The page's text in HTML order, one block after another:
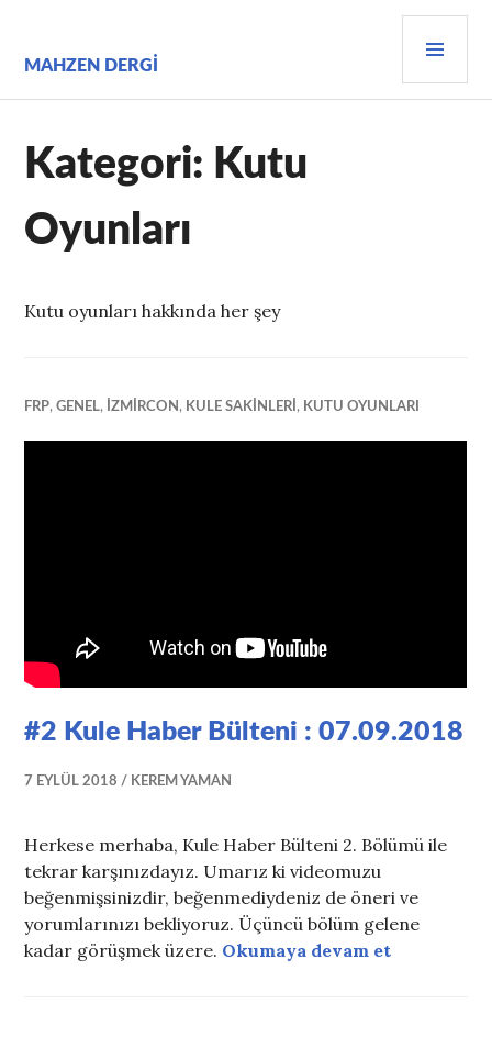
MAHZEN DERGI
Kategori: Kutu
Oyunları
Kutu oyunları hakkında her şey
FRP,GENEL, İZMIRCON , KULE SAKINLERI , KUTU OYUNLARI
#2 Kule Haber Bülteni : 07.09.2018
7 EYLÜL 2018 KEREM YAMAN
Herkese merhaba, Kule Haber Bülteni 2. Bölümü ile
tekrar karşınızdayız. Umarız ki videomuzu
beğenmişsinizdir, beğenmediydeniz de öneri ve
yorumlarınızı bekliyoruz. Üçüncü bölüm gelene
kadar görüşmek üzere. Okumaya devam et#2 Kule